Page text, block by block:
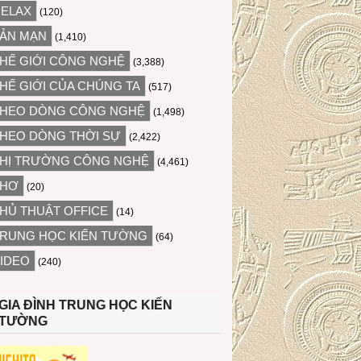
(120)
MẠN (1,410)
GIỚI CÔNG NGHỆ (3,388)
GIỚI CỦA CHÚNG TA (517)
DÒNG CÔNG NGHỆ (1,498)
DÒNG THỜI SỰ (2,422)
TRƯỜNG CÔNG NGHỆ (4,461)
(20)
THUẬT OFFICE (14)
HỌC KIẾN TƯỜNG (64)
(240)
ĐÌNH TRUNG HỌC KIẾN